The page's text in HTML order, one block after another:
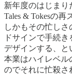
新年度のはじまり
Tales & Tokesの再
しかもその忙し
ドサインで手続
デザインする、
本業はハイレベル
のでそれに忙殺さ